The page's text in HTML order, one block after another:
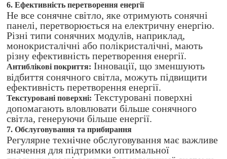
6. Ефективність перетворення енергії
Не все сонячне світло, яке отримують сонячні
панелі, перетворюється на електричну енергію.
Різні типи сонячних модулів, наприклад,
монокристалічні або полікристалічні, мають
різну ефективність перетворення енергії.
Антиблікові покриття: Інновації, що зменшують
відбиття сонячного світла, можуть підвищити
ефективність перетворення енергії.
Текстуровані поверхні: Текстуровані поверхні
допомагають вловлювати більше сонячного
світла, генеруючи більше енергії.
7. Обслуговування та прибирання
Регулярне технічне обслуговування має важливе
значення для підтримки оптимальної